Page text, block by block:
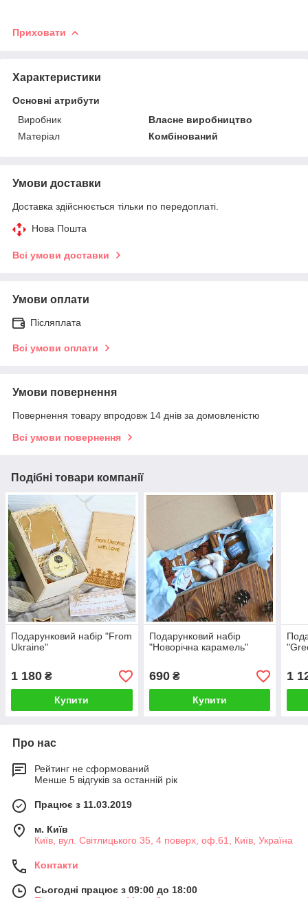
Приховати
Характеристики
Основні атрибути
Виробник
Власне виробництво
Матеріал
Комбінований
Умови доставки
Доставка здійснюється тільки по передоплаті.
Нова Пошта
Всі умови доставки
Умови оплати
Післяплата
Всі умови оплати
Умови повернення
Повернення товару впродовж 14 днів за домовленістю
Всі умови повернення
Подібні товари компанії
Подарунковий набір "From
Ukraine"
1 180 ₴
Купити
Подарунковий набір
"Новорічна карамель"
690₴
Купити
1
Про нас
Рейтинг не сформований
Менше 5 відгуків за останній рік
Працює з 11.03.2019
м. Київ
Київ, вул. Світлицького 35, 4 поверх, оф.61, Київ, Україна
Контакти
Сьогодні працює з 09:00 до 18:00